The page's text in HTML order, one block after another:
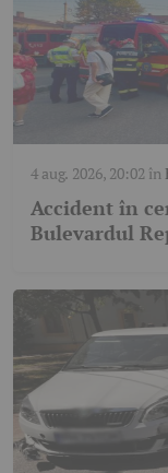
4 aug. 2026, 20:02 în
Accident în
Bulevardul